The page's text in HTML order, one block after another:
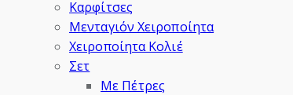
Καρφίτσες
Μενταγιόν Χειροποίητα
Χειροποίητα Κολιέ
Σετ
Με Πέτρες